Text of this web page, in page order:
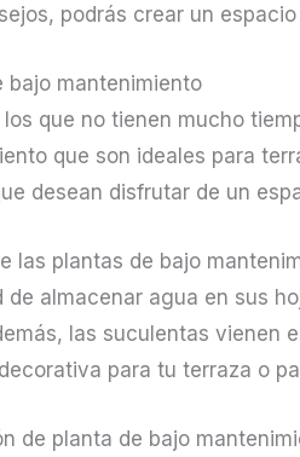
podrás crear un
bajo mantenimiento
los que no tienen mucho
que son ideales para
desean disfrutar de un
las plantas de bajo
de almacenar agua en sus
las suculentas vienen
para tu terraza o
de planta de bajo